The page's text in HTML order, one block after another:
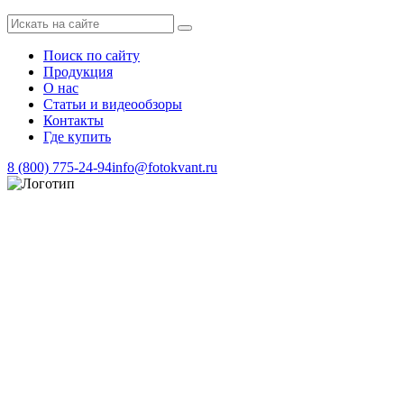
Поиск по сайту
Продукция
О нас
Статьи и видеообзоры
Контакты
Где купить
8 (800) 775-24-94info@fotokvant.ru